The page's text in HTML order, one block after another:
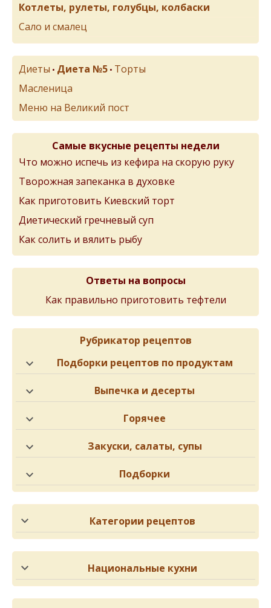
Котлеты, рулеты, голубцы, колбаски
Сало и смалец
Диеты • Диета №5 • Торты
Масленица
Меню на Великий пост
Самые вкусные рецепты недели
Что можно испечь из кефира на скорую руку
Творожная запеканка в духовке
Как приготовить Киевский торт
Диетический гречневый суп
Как солить и вялить рыбу
Ответы на вопросы
Как правильно приготовить тефтели
Рубрикатор рецептов
Подборки рецептов по продуктам
Выпечка и десерты
Горячее
Закуски, салаты, супы
Подборки
Категории рецептов
Национальные кухни